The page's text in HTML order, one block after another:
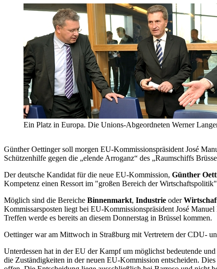
Ein Platz in Europa. Die Unions-Abgeordneten Werner
Günther Oettinger soll morgen EU-Kommissionspräsident José
Schützenhilfe gegen die „elende Arroganz“ des „Raumschiffs
Der deutsche Kandidat für die neue EU-Kommission, Günther
Kompetenz einen Ressort im "großen Bereich der
Möglich sind die Bereiche Binnenmarkt, Industrie oder
Kommissarsposten liegt bei EU-Kommissionspräsident José
Treffen werde es bereits an diesem Donnerstag in Brüssel kommen.
Oettinger war am Mittwoch in Straßburg mit Vertretern der CDU-
Unterdessen hat in der EU der Kampf um möglichst bedeutende
die Zuständigkeiten in der neuen EU-Kommission entscheiden.